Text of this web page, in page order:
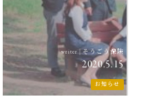
writer|そうごう保険
2020.5.15
お知らせ